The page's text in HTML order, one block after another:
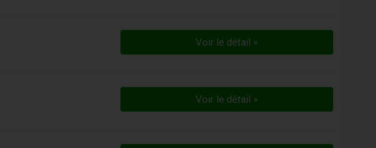
Voir le détail »
Voir le détail »